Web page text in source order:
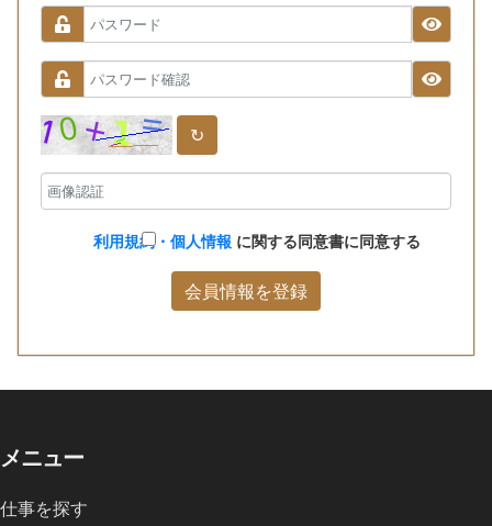
↻
利用規約・個人情報 に関する同意書に同意する
会員情報を登録
メニュー
仕事を探す